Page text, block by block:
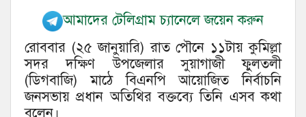
আমাদের টেলিগ্রাম চ্যানেলে জয়েন করুন
রোববার (২৫ জানুয়ারি) রাত পৌনে ১১টায় কুমিল্লা
সদর দক্ষিণ উপজেলার সুয়াগাজী ফুলতলী
(ডিগবাজি) মাঠে বিএনপি আয়োজিত নির্বাচনি
জনসভায় প্রধান অতিথির বক্তব্যে তিনি এসব কথা
বলেন।